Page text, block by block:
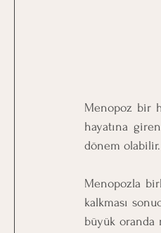
Menopoz bir
hayatına
dönem olabilir.
Menopozla
kalkması
büyük oranda